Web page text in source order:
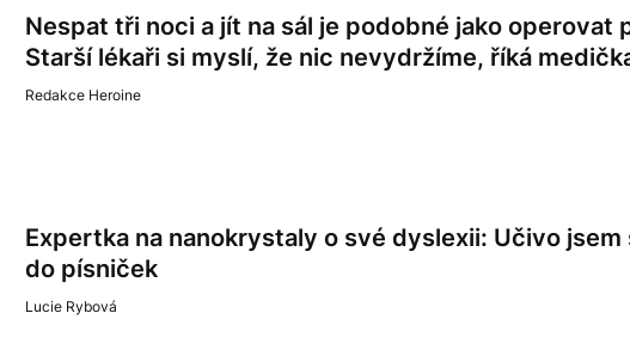
Nespat tři noci a jít na sál je podobné jako operovat
Starší lékaři si myslí, že nic nevydržíme, říká
Redakce Heroine
Expertka na nanokrystaly o své dyslexii: Učivo jsem
do písniček
Lucie Rybová